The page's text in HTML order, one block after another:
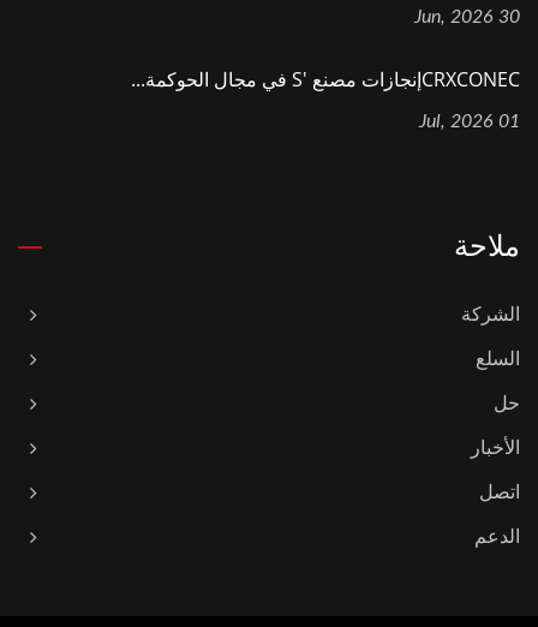
30 Jun, 2026
CRXCONECإنجازات مصنع 's في مجال الحوكمة...
01 Jul, 2026
ملاحة
الشركة
السلع
حل
الأخبار
اتصل
الدعم